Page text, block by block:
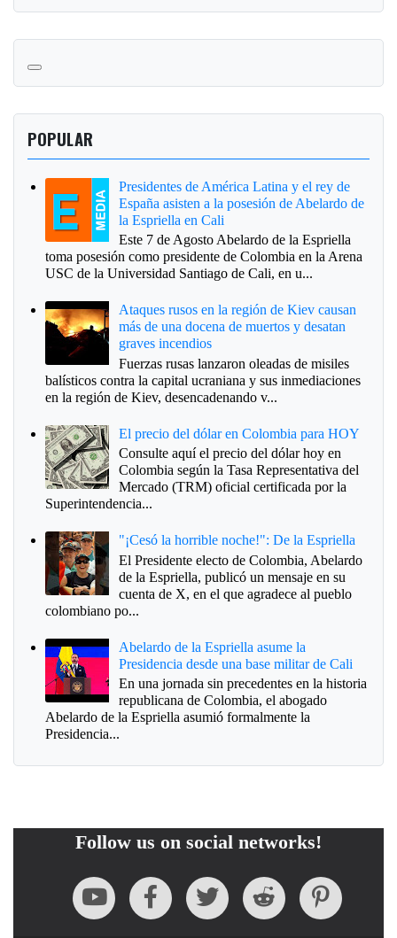
POPULAR
Presidentes de América Latina y el rey de
España asisten a la posesión de Abelardo de
la Espriella en Cali
Este 7 de Agosto Abelardo de la Espriella
toma posesión como presidente de Colombia en la Arena
USC de la Universidad Santiago de Cali, en u...
Ataques rusos en la región de Kiev causan
más de una docena de muertos y desatan
graves incendios
Fuerzas rusas lanzaron oleadas de misiles
balísticos contra la capital ucraniana y sus inmediaciones
en la región de Kiev, desencadenando v...
El precio del dólar en Colombia para HOY
Consulte aquí el precio del dólar hoy en
Colombia según la Tasa Representativa del
Mercado (TRM) oficial certificada por la
Superintendencia...
"¡Cesó la horrible noche!": De la Espriella
El Presidente electo de Colombia, Abelardo
de la Espriella, publicó un mensaje en su
cuenta de X, en el que agradece al pueblo
colombiano po...
Abelardo de la Espriella asume la
Presidencia desde una base militar de Cali
En una jornada sin precedentes en la historia
republicana de Colombia, el abogado
Abelardo de la Espriella asumió formalmente la
Presidencia...
Follow us on social networks!